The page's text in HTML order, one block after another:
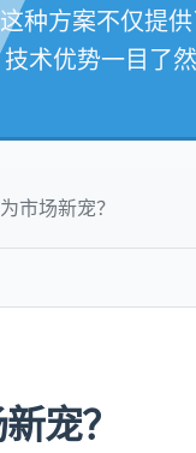
种方案不仅提
术优势一目了
市场新宠？
宠？